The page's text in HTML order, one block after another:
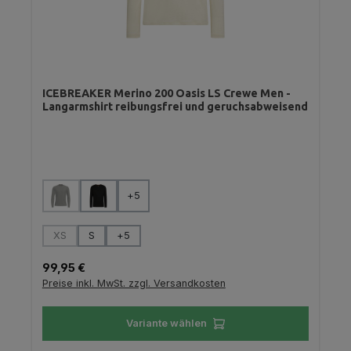
ICEBREAKER Merino 200 Oasis LS Crewe Men -
Langarmshirt reibungsfrei und geruchsabweisend
Farbe auswählen
(Diese Option ist zurzeit nicht verfügbar.)
+5
Größe auswählen
XS
(Diese Option ist zurzeit nicht verfügbar.)
S +5
Regulärer Preis:
99,95 €
Preise inkl. MwSt. zzgl. Versandkosten
Variante wählen